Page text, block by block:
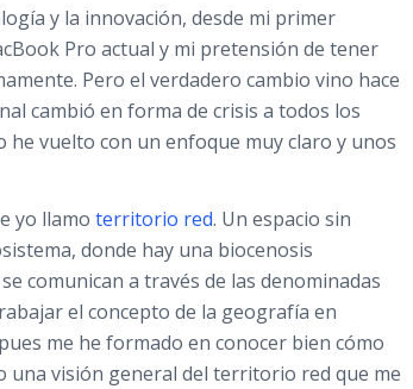
y la innovación, desde mi primer
Pro actual y mi pretensión de tener
Pero el verdadero cambio vino hace
cambió en forma de crisis a todos los
vuelto con un enfoque muy claro y unos
yo llamoterritorio red. Un espacio sin
donde hay una biocenosis
comunican a través de las denominadas
el concepto de la geografía en
me he formado en conocer bien cómo
una visión general del territorio red que me